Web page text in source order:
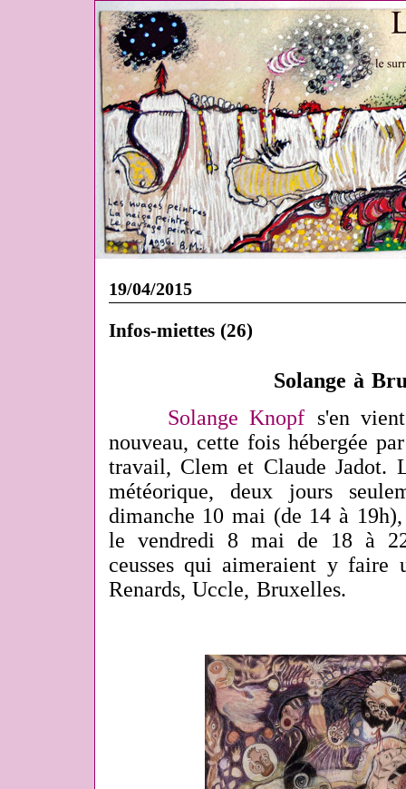
19/04/2015
Infos-miettes (26)
Solange à
Solange Knopf s'en
nouveau, cette fois hébergée
travail, Clem et Claude Jadot.
météorique, deux jours
dimanche 10 mai (de 14 à 19h),
le vendredi 8 mai de 18 à
ceusses qui aimeraient y
Renards, Uccle, Bruxelles.